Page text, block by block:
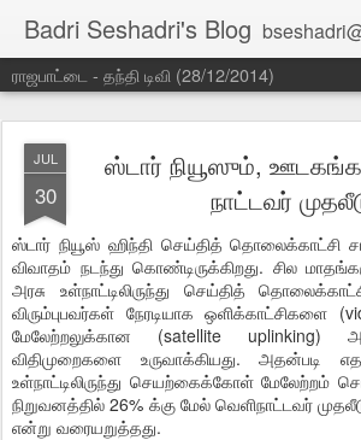
Badri Seshadri's Blog
ராஜபாட்டை - தந்தி டிவி (28/12/2014)
JUL
30
ஸ்டார் நியூஸும்,
நாட்டவர்
ஸ்டார் நியூஸ் ஹிந்தி செய்தித் தொலைக்காட்சி
விவாதம் நடந்து கொண்டிருக்கிறது. சில
அரசு உள்நாட்டிலிருந்து செய்தித்
விரும்புபவர்கள் நேரடியாக
மேலேற்றலுக்கான (satellite uplinking)
விதிமுறைகளை உருவாக்கியது. அதன்படி
உள்நாட்டிலிருந்து செயற்கைக்கோள் மேலேற்றம்
நிறுவனத்தில் 26% க்கு மேல் வெளிநாட்டவர்
என்று வரையறுத்தது.